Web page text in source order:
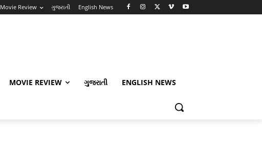
Movie Review ગુજરાતી English News
MOVIE REVIEW ગુજરાતી ENGLISH NEWS